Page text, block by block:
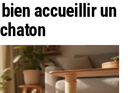
bien accueillir un
chaton